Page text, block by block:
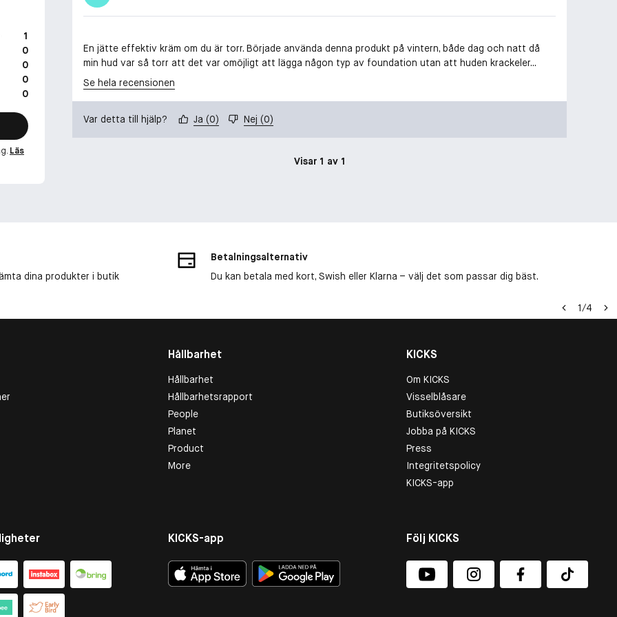
1
0
0
0
0
Läs
En jätte effektiv kräm om du är torr. Började använda denna produkt på vintern, både dag och natt då
min hud var så torr att det var omöjligt att lägga någon typ av foundation utan att huden krackeler...
Se hela recensionen
Var detta till hjälp? Ja (0) Nej (0)
Visar 1 av 1
dina produkter i butik
Betalningsalternativ
Du kan betala med kort, Swish eller Klarna – välj det som passar dig bäst.
1/4
Hållbarhet
Hållbarhet
Hållbarhetsrapport
People
Planet
Product
More
KICKS
Om KICKS
Visselblåsare
Butiksöversikt
Jobba på KICKS
Press
Integritetspolicy
KICKS-app
KICKS-app Följ KICKS